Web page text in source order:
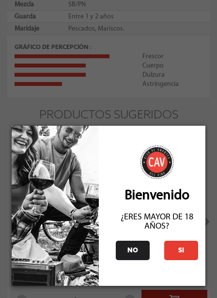
Mezcla
SB/PN
Guarda
Entre 1 y 2 años
Maridaje
Pescados, Mariscos.
GRÁFICO DE PERCEPCIÓN
Frescor
Cuerpo
Dulzura
Astringencia
PRODUCTOS SUGERIDOS
Punti Ferrer Xtra Brut
Socio: $8.991
Normal: $9.990
Stock: 30
Bienvenido
¿ERES MAYOR DE 18
AÑOS?
NO SI